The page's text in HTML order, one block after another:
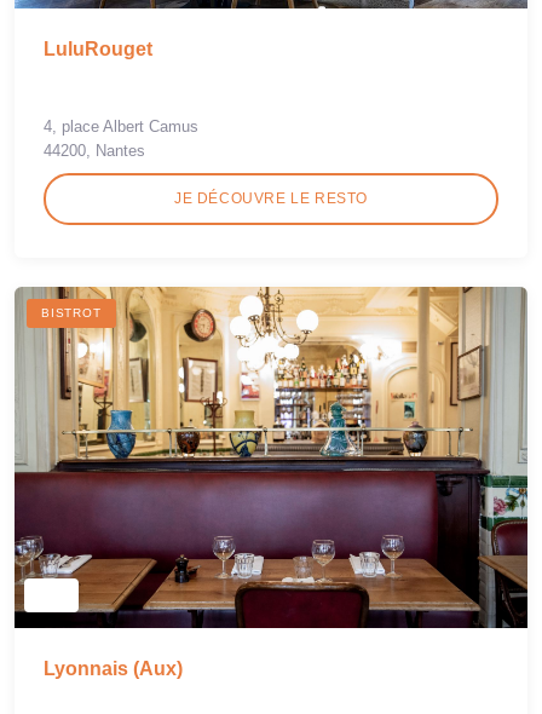
LuluRouget
4, place Albert Camus
44200, Nantes
JE DÉCOUVRE LE RESTO
BISTROT
Lyonnais (Aux)